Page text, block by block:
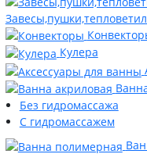
Кулера
Без гидромассажа
С гидромассажем